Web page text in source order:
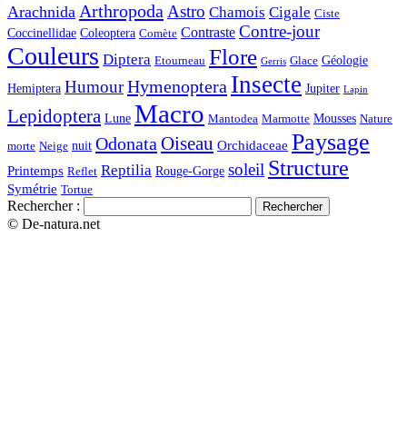
Arachnida ArthropodaAstro Chamois Cigale Ciste
Coccinellidae Coleoptera Comète Contraste Contre-jour
Couleurs Diptera Etourneau Flore Gerris Glace Géologie
Hemiptera HumourHymenoptera Insecte Jupiter Lapin
Lepidoptera Lune Macro Mantodea Marmotte Mousses Nature
morte Neige nuit OdonataOiseau Orchidaceae Paysage
Printemps Reflet Reptilia Rouge-Gorge soleil Structure
Symétrie Tortue
Rechercher :
© De-natura.net